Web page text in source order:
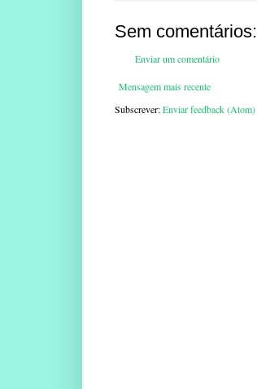
Sem comentários:
Enviar um comentário
Mensagem mais recente
Subscrever:Enviar feedback (Atom)